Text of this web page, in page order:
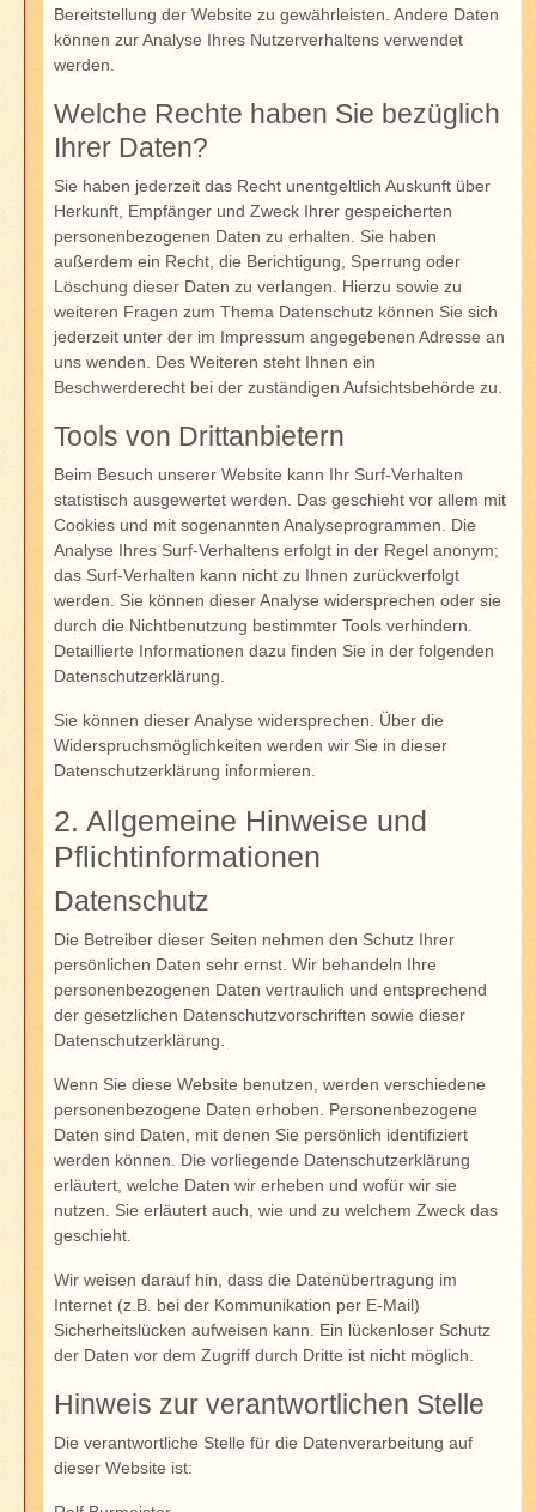
Bereitstellung der Website zu gewährleisten. Andere Daten
können zur Analyse Ihres Nutzerverhaltens verwendet
werden.
Welche Rechte haben Sie bezüglich
Ihrer Daten?
Sie haben jederzeit das Recht unentgeltlich Auskunft über
Herkunft, Empfänger und Zweck Ihrer gespeicherten
personenbezogenen Daten zu erhalten. Sie haben
außerdem ein Recht, die Berichtigung, Sperrung oder
Löschung dieser Daten zu verlangen. Hierzu sowie zu
weiteren Fragen zum Thema Datenschutz können Sie sich
jederzeit unter der im Impressum angegebenen Adresse an
uns wenden. Des Weiteren steht Ihnen ein
Beschwerderecht bei der zuständigen Aufsichtsbehörde zu.
Tools von Drittanbietern
Beim Besuch unserer Website kann Ihr Surf-Verhalten
statistisch ausgewertet werden. Das geschieht vor allem mit
Cookies und mit sogenannten Analyseprogrammen. Die
Analyse Ihres Surf-Verhaltens erfolgt in der Regel anonym;
das Surf-Verhalten kann nicht zu Ihnen zurückverfolgt
werden. Sie können dieser Analyse widersprechen oder sie
durch die Nichtbenutzung bestimmter Tools verhindern.
Detaillierte Informationen dazu finden Sie in der folgenden
Datenschutzerklärung.
Sie können dieser Analyse widersprechen. Über die
Widerspruchsmöglichkeiten werden wir Sie in dieser
Datenschutzerklärung informieren.
2. Allgemeine Hinweise und
Pflichtinformationen
Datenschutz
Die Betreiber dieser Seiten nehmen den Schutz Ihrer
persönlichen Daten sehr ernst. Wir behandeln Ihre
personenbezogenen Daten vertraulich und entsprechend
der gesetzlichen Datenschutzvorschriften sowie dieser
Datenschutzerklärung.
Wenn Sie diese Website benutzen, werden verschiedene
personenbezogene Daten erhoben. Personenbezogene
Daten sind Daten, mit denen Sie persönlich identifiziert
werden können. Die vorliegende Datenschutzerklärung
erläutert, welche Daten wir erheben und wofür wir sie
nutzen. Sie erläutert auch, wie und zu welchem Zweck das
geschieht.
Wir weisen darauf hin, dass die Datenübertragung im
Internet (z.B. bei der Kommunikation per E-Mail)
Sicherheitslücken aufweisen kann. Ein lückenloser Schutz
der Daten vor dem Zugriff durch Dritte ist nicht möglich.
Hinweis zur verantwortlichen Stelle
Die verantwortliche Stelle für die Datenverarbeitung auf
dieser Website ist: